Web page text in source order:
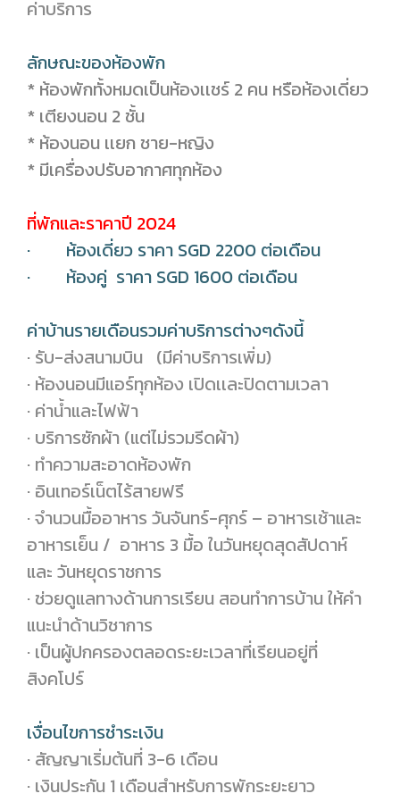
ค่าบริการ
ลักษณะของห้องพัก
* ห้องพักทั้งหมดเป็นห้องเเชร์ 2 คน หรือห้องเดี่ยว
* เตียงนอน 2 ชั้น
* ห้องนอน เเยก ชาย-หญิง
* มีเครื่องปรับอากาศทุกห้อง
ที่พักและราคาปี 2024
· ห้องเดี่ยว ราคา SGD 2200 ต่อเดือน
· ห้องคู่ ราคา SGD 1600 ต่อเดือน
ค่าบ้านรายเดือนรวมค่าบริการต่างๆดังนี้
· รับ-ส่งสนามบิน (มีค่าบริการเพิ่ม)
· ห้องนอนมีแอร์ทุกห้อง เปิดเเละปิดตามเวลา
· ค่าน้ำและไฟฟ้า
· บริการซักผ้า (แต่ไม่รวมรีดผ้า)
· ทำความสะอาดห้องพัก
· อินเทอร์เน็ตไร้สายฟรี
· จำนวนมื้ออาหาร วันจันทร์-ศุกร์ – อาหารเช้าและ
อาหารเย็น / อาหาร 3 มื้อ ในวันหยุดสุดสัปดาห์
และ วันหยุดราชการ
· ช่วยดูแลทางด้านการเรียน สอนทำการบ้าน ให้คำ
แนะนำด้านวิชาการ
· เป็นผู้ปกครองตลอดระยะเวลาที่เรียนอยู่ที่
สิงคโปร์
เงื่อนไขการชำระเงิน
· สัญญาเริ่มต้นที่ 3-6 เดือน
· เงินประกัน 1 เดือนสำหรับการพักระยะยาว